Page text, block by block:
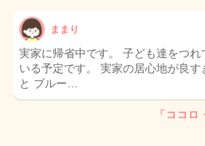
ままり
実家に帰省中です。 子ども達をつれ
いる予定です。 実家の居心地が良す
と ブルー…
「ココ